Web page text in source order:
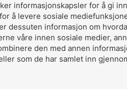
informasjonskapsler for å gi
å levere sosiale
dessuten informasjon om
våre innen sosiale medier,
den med annen
som de har samlet inn